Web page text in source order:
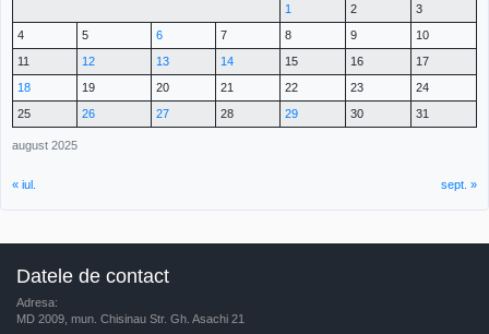
august 2025
1 2
3
4
5 6 7 8 9
10
11
12 13 14 15 16
17
18
19 20 21 22 23
24
25
26 27 28 29 30 31
« iul. sept. »
Datele de contact
Adresa:
MD 2009, mun. Chisinau Str. Gh. Asachi 21